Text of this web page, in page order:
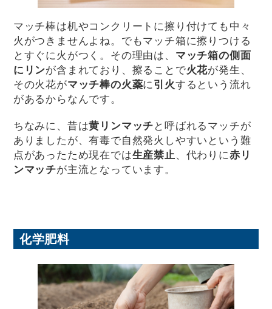
マッチ棒は机やコンクリートに擦り付けても中々
火がつきませんよね。でもマッチ箱に擦りつける
とすぐに火がつく。その理由は、 マッチ箱の側面
にリンが含まれており、擦ることで火花が発生、
その火花がマッチ棒の火薬に 引火するという流れ
があるからなんです。
ちなみに、昔は黄リンマッチ と呼ばれるマッチが
ありましたが、有毒で自然発火しやすいという難
点があったため現在では生産禁止 、代わりに赤リ
ンマッチが主流となっています。
化学肥料